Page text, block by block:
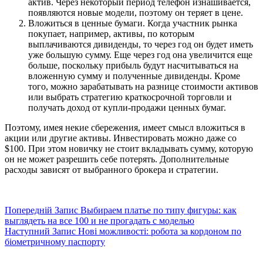
появляются новые модели, поэтому он теряет в цене.
Вложиться в ценные бумаги. Когда участник рынка
покупает, например, активы, по которым
выплачиваются дивиденды, то через год он будет иметь
уже большую сумму. Еще через год она увеличится еще
больше, поскольку прибыль будут насчитываться на
вложенную сумму и полученные дивиденды. Кроме
того, можно зарабатывать на разнице стоимости активов
или выбрать стратегию краткосрочной торговли и
получать доход от купли-продажи ценных бумаг.
Поэтому, имея некие сбережения, имеет смысл вложиться в
акции или другие активы. Инвестировать можно даже со
$100. При этом новичку не стоит вкладывать сумму, которую
он не может разрешить себе потерять. Дополнительные
расходы зависят от выбранного брокера и стратегии.
Попередній Запис Выбираем платье по типу фигуры: как
выглядеть на все 100 и не прогадать с моделью
Наступний Запис Нові можливості: робота за кордоном по
біометричному паспорту